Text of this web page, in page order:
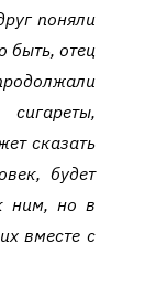
поняли
быть, отец
сказать
будет
ним, но в
вместе с